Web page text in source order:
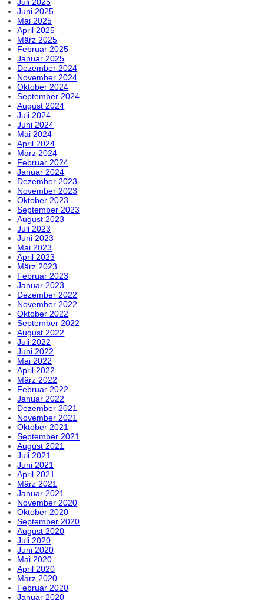
Juli 2025
Juni 2025
Mai 2025
April 2025
März 2025
Februar 2025
Januar 2025
Dezember 2024
November 2024
Oktober 2024
September 2024
August 2024
Juli 2024
Juni 2024
Mai 2024
April 2024
März 2024
Februar 2024
Januar 2024
Dezember 2023
November 2023
Oktober 2023
September 2023
August 2023
Juli 2023
Juni 2023
Mai 2023
April 2023
März 2023
Februar 2023
Januar 2023
Dezember 2022
November 2022
Oktober 2022
September 2022
August 2022
Juli 2022
Juni 2022
Mai 2022
April 2022
März 2022
Februar 2022
Januar 2022
Dezember 2021
November 2021
Oktober 2021
September 2021
August 2021
Juli 2021
Juni 2021
April 2021
März 2021
Januar 2021
November 2020
Oktober 2020
September 2020
August 2020
Juli 2020
Juni 2020
Mai 2020
April 2020
März 2020
Februar 2020
Januar 2020